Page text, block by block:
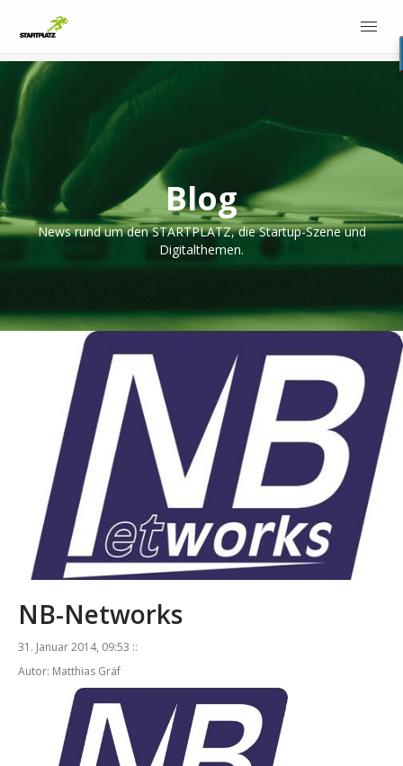
Blog
News rund um den STARTPLATZ, die Startup-Szene und
Digitalthemen.
NB-Networks
31. Januar 2014, 09:53 ::
Autor: Matthias Gräf